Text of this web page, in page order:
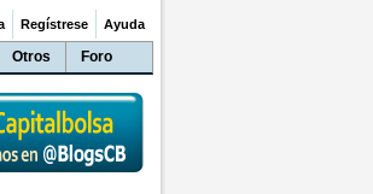
Otros Foro
Regístrese Ayuda